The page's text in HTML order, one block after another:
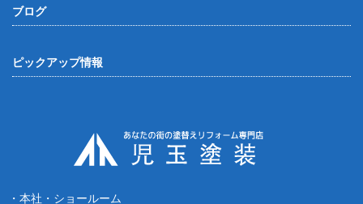
ブログ
ピックアップ情報
・本社・ショールーム